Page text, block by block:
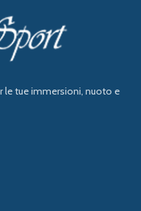
le tue immersioni, nuoto e